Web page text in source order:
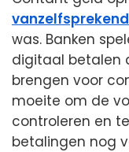
vanzelfsprekend
was. Banken
digitaal betalen
brengen voor
moeite om de
controleren en
betalingen nog